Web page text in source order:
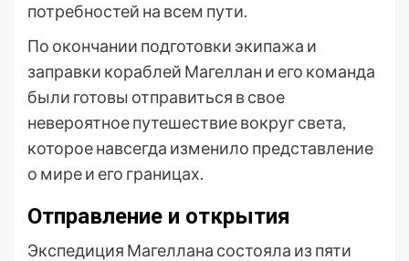
потребностей на всем пути.
По окончании подготовки экипажа и
заправки кораблей Магеллан и его команда
были готовы отправиться в свое
невероятное путешествие вокруг света,
которое навсегда изменило представление
о мире и его границах.
Отправление и открытия
Экспедиция Магеллана состояла из пяти